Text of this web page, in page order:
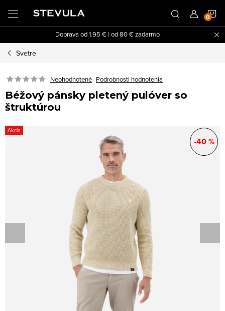
obsah
Doprava od 1.95 € | od 80 € zadarmo
Svetre
Neohodnotené Podrobnosti hodnotenia
Béžový pánsky pletený pulóver so
štruktúrou
Akcia
-40 %